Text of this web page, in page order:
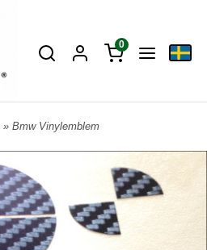
0
» Bmw Vinylemblem